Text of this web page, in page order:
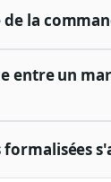
la
entre un